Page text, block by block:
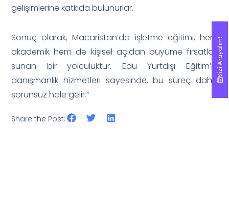
gelişimlerine katkıda bulunurlar.
Sonuç olarak, Macaristan’da işletme eğitimi, hem
akademik hem de kişisel açıdan büyüme fırsatları
sunan bir yolculuktur. Edu Yurtdışı Eğitim’in
danışmanlık hizmetleri sayesinde, bu süreç daha
sorunsuz hale gelir.”
Share the Post:
Sizi Arayalım!
Sizi Arayalım!